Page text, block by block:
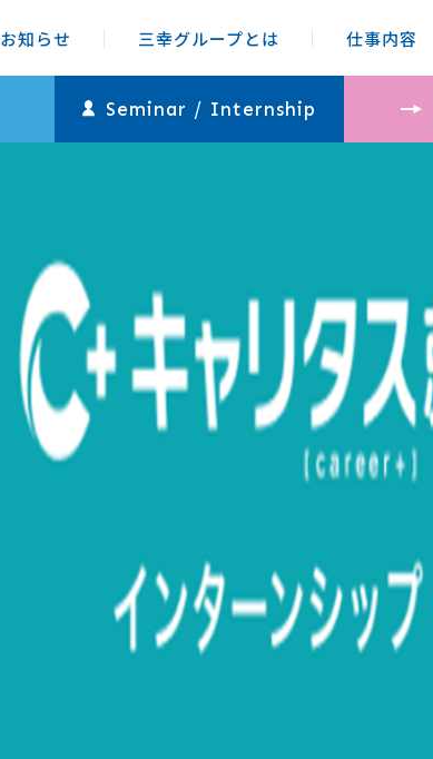
お知らせ 三幸グループとは 仕事内容
Seminar / Internship